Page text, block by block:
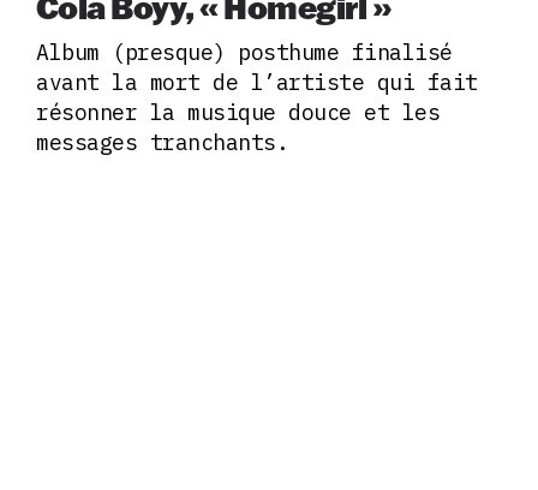
Album (presque) posthume finalisé
avant la mort de l’artiste qui fait
résonner la musique douce et les
messages tranchants.